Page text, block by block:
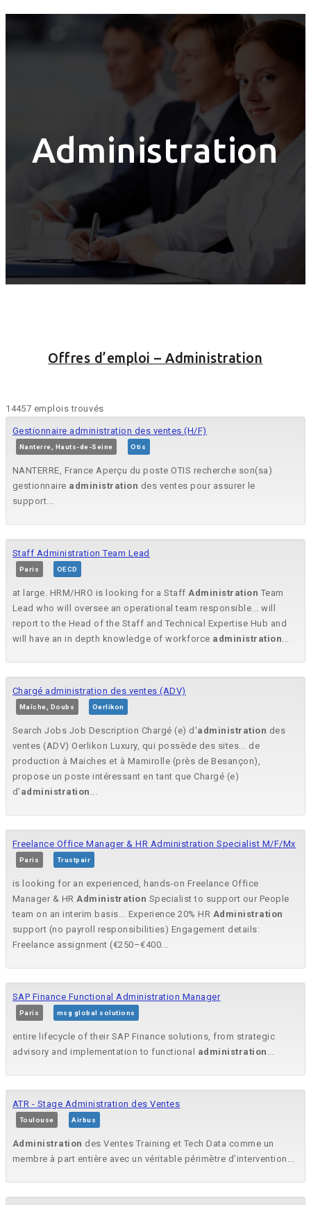
Administration
Offres d’emploi – Administration
14457 emplois trouvés
Gestionnaire administration des ventes (H/F)
Nanterre, Hauts-de-Seine Otis
NANTERRE, France Aperçu du poste OTIS recherche son(sa)
gestionnaire administration des ventes pour assurer le
support...
Staff Administration Team Lead
Paris OECD
at large. HRM/HRO is looking for a StaffAdministration Team
Lead who will oversee an operational team responsible... will
report to the Head of the Staff and Technical Expertise Hub and
will have an in depth knowledge of workforce administration...
Chargé administration des ventes (ADV)
Maîche, Doubs Oerlikon
Search Jobs Job Description Chargé (e) d'administration des
ventes (ADV) Oerlikon Luxury, qui possède des sites... de
production à Maiches et à Mamirolle (près de Besançon),
propose un poste intéressant en tant que Chargé (e)
d' administration ...
Freelance Office Manager & HR Administration Specialist M/F/Mx
Paris Trustpair
is looking for an experienced, hands-on Freelance Office
Manager & HRAdministration Specialist to support our People
team on an interim basis... Experience 20% HR Administration
support (no payroll responsibilities) Engagement details:
Freelance assignment (€250–€400...
SAP Finance Functional Administration Manager
Paris msg global solutions
entire lifecycle of their SAP Finance solutions, from strategic
advisory and implementation to functional administration ...
ATR - Stage Administration des Ventes
Toulouse Airbus
Administration des Ventes Training et Tech Data comme un
membre à part entière avec un véritable périmètre d’intervention...